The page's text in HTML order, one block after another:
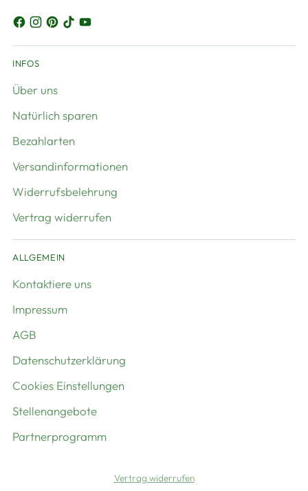
INFOS
Über uns
Natürlich sparen
Bezahlarten
Versandinformationen
Widerrufsbelehrung
Vertrag widerrufen
ALLGEMEIN
Kontaktiere uns
Impressum
AGB
Datenschutzerklärung
Cookies Einstellungen
Stellenangebote
Partnerprogramm
Vertrag widerrufen